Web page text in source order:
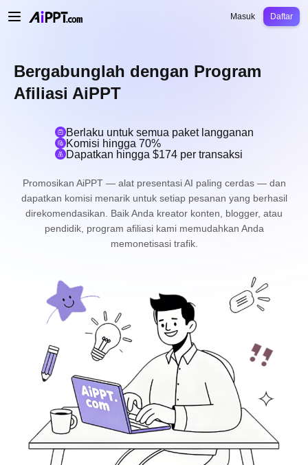
PendidikanGuru
Masuk Daftar
Bergabunglah dengan Program
Afiliasi AiPPT
Berlaku untuk semua paket langganan
Komisi hingga 70%
Dapatkan hingga $174 per transaksi
Promosikan AiPPT — alat presentasi AI paling cerdas — dan
dapatkan komisi menarik untuk setiap pesanan yang berhasil
direkomendasikan. Baik Anda kreator konten, blogger, atau
pendidik, program afiliasi kami memudahkan Anda
memonetisasi trafik.